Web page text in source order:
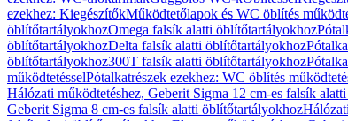
ezekhez: KiegészítőkMűködtetőlapok és WC öblítés
öblítőtartályokhozOmega falsík alatti öblítőtartályokhoz
öblítőtartályokhozDelta falsík alatti öblítőtartályokhoz
öblítőtartályokhoz300T falsík alatti öblítőtartályokhoz
működtetésselPótalkatrészek ezekhez: WC öblítés
Hálózati működtetéshez, Geberit Sigma 12 cm-es falsík
Geberit Sigma 8 cm-es falsík alatti öblítőtartályokhoz